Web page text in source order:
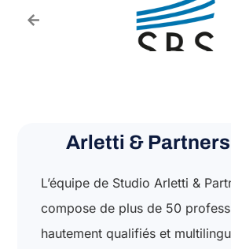
Arletti & Partners
L’équipe de Studio Arletti &
compose de plus de 50
hautement qualifiés et